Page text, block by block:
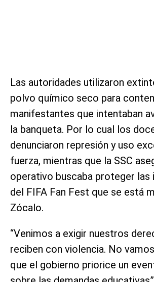
Las autoridades utilizaron
polvo químico seco para
manifestantes que intentaban
la banqueta. Por lo cual los
denunciaron represión y uso
fuerza, mientras que la SSC
operativo buscaba proteger las
del FIFA Fan Fest que se está
Zócalo.
“Venimos a exigir nuestros
reciben con violencia. No
que el gobierno priorice un